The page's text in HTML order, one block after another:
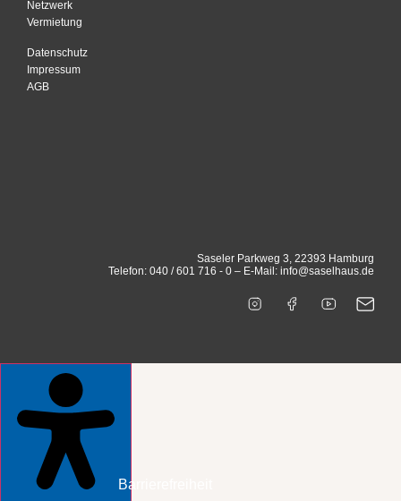
Netzwerk
Vermietung
Datenschutz
Impressum
AGB
Saseler Parkweg 3, 22393 Hamburg
Telefon: 040 / 601 716 - 0 – E-Mail: info@saselhaus.de
Barrierefreiheit